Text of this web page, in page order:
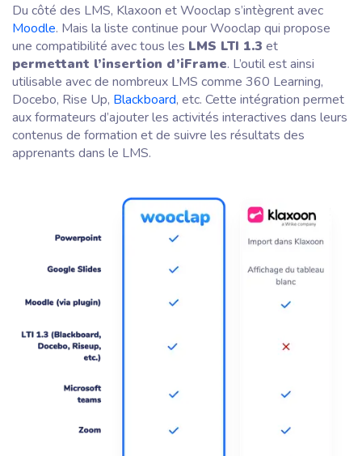
Du côté des LMS, Klaxoon et Wooclap s’intègrent avec
Moodle. Mais la liste continue pour Wooclap qui propose
une compatibilité avec tous les LMS LTI 1.3 et
permettant l’insertion d’iFrame. L’outil est ainsi
utilisable avec de nombreux LMS comme 360 Learning,
Docebo, Rise Up, Blackboard, etc. Cette intégration permet
aux formateurs d’ajouter les activités interactives dans leurs
contenus de formation et de suivre les résultats des
apprenants dans le LMS.